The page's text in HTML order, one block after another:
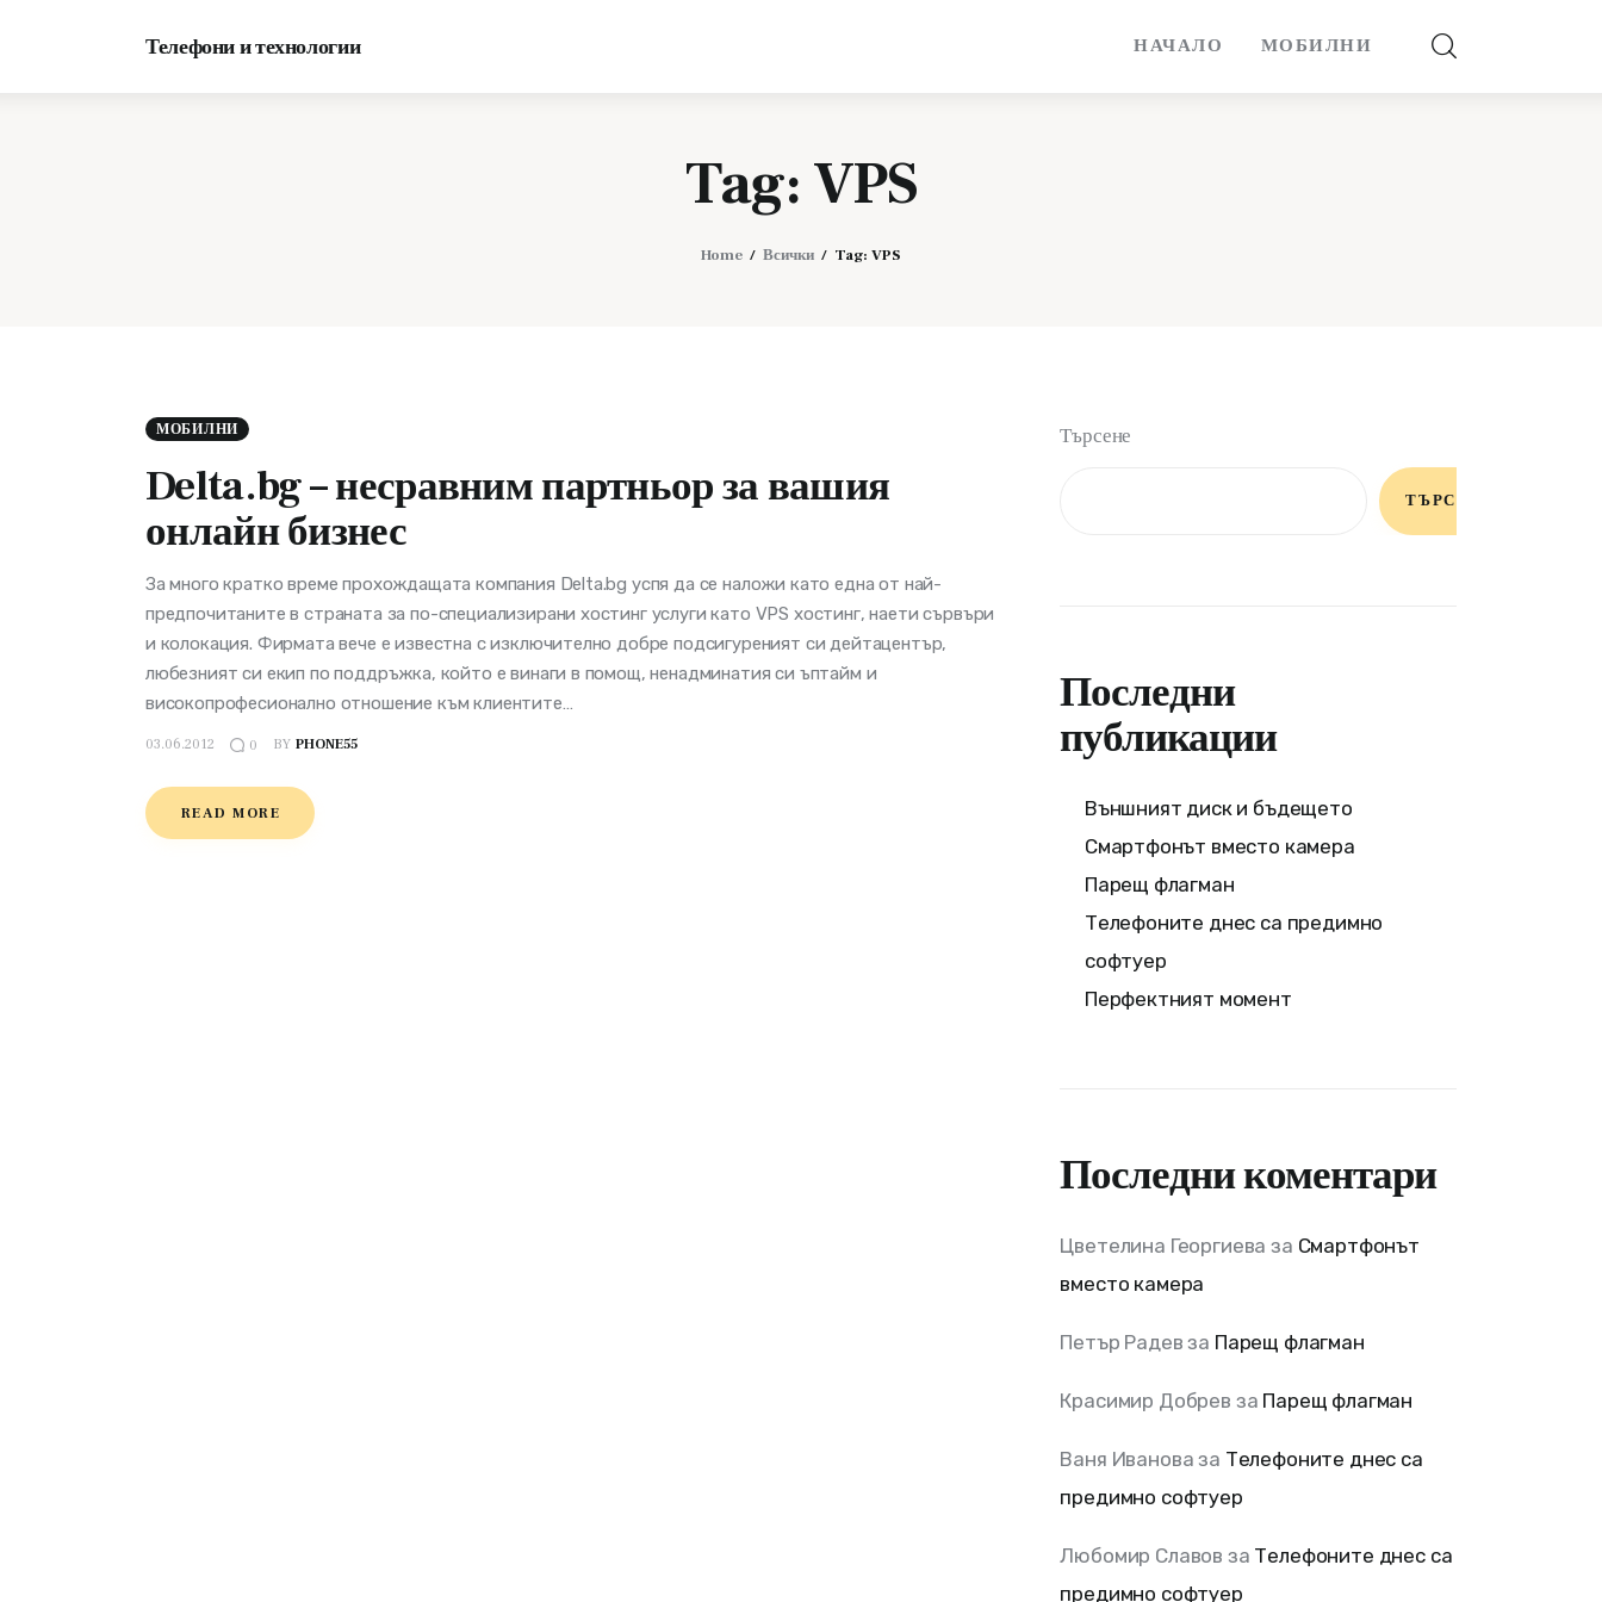
Телефони и технологии НАЧАЛО МОБИЛНИ
Tag: VPS
Home Всички Tag: VPS
МОБИЛНИ
Delta.bg – несравним партньор за вашия
онлайн бизнес
За много кратко време прохождащата компания Delta.bg успя да се наложи като една от най-
предпочитаните в страната за по-специализирани хостинг услуги като VPS хостинг, наети сървъри
и колокация. Фирмата вече е известна с изключително добре подсигуреният си дейтацентър,
любезният си екип по поддръжка, който е винаги в помощ, ненадминатия си ъптайм и
високопрофесионално отношение към клиентите…
03.06.2012 0 BY PHONE55
READ MORE
Търсене
ТЪРСЕНЕ
Последни
публикации
Външният диск и бъдещето
Смартфонът вместо камера
Парещ флагман
Телефоните днес са предимно
софтуер
Перфектният момент
Последни коментари
Цветелина Георгиева за Смартфонът
вместо камера
Петър Радев за Парещ флагман
Красимир Добрев за Парещ флагман
Ваня Иванова за Телефоните днес са
предимно софтуер
Любомир Славов за Телефоните днес са
предимно софтуер